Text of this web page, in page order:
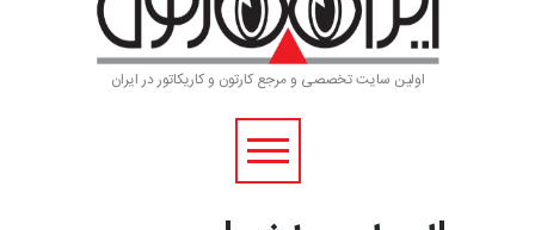
اولین سایت تخصصی و مرجع کارتون و کاریکاتور در ایران